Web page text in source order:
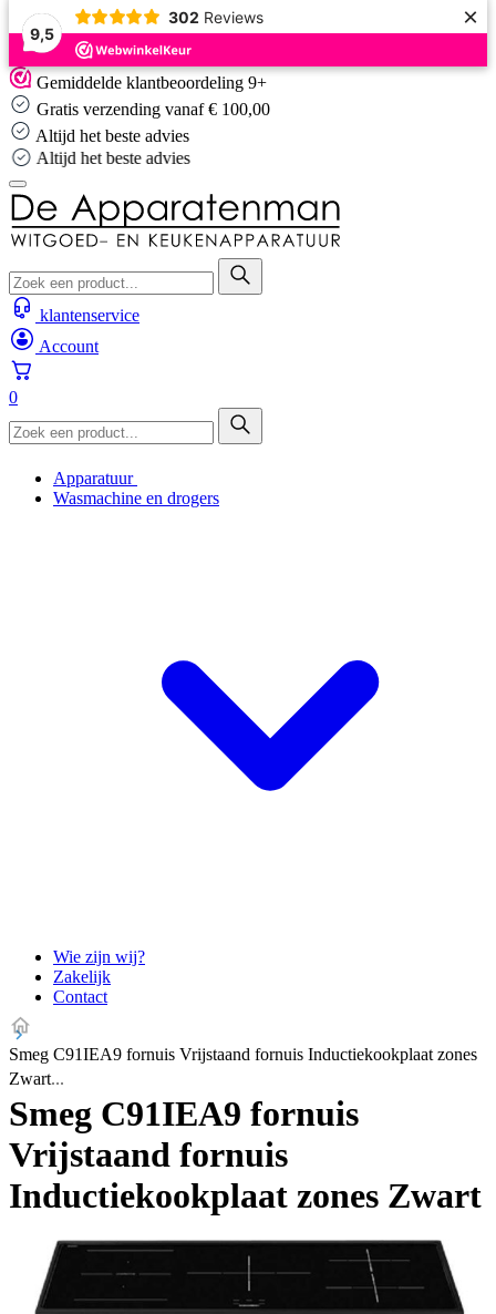
9,5
302 Reviews ×
Skip
to
content
Gemiddelde klantbeoordeling 9+
Gratis verzending vanaf € 100,00
Altijd het beste advies
Altijd het beste advies
klantenservice
Account
0
Apparatuur
Wasmachine en drogers
Wie zijn wij?
Zakelijk
Contact
Smeg C91IEA9 fornuis Vrijstaand fornuis Inductiekookplaat zones
Zwart
Smeg C91IEA9 fornuis
Vrijstaand fornuis
Inductiekookplaat zones Zwart